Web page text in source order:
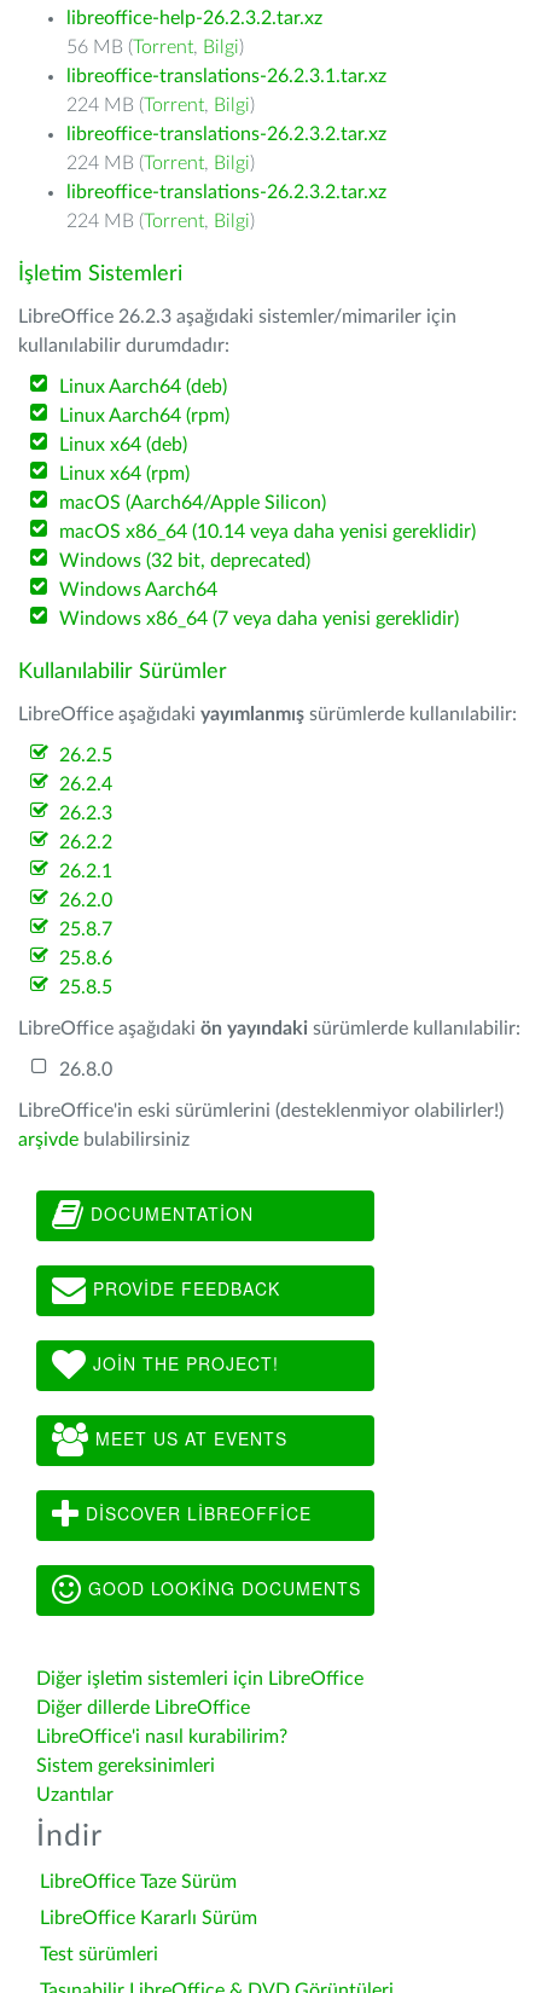
libreoffice-help-26.2.3.2.tar.xz
56 MB (Torrent, Bilgi)
libreoffice-translations-26.2.3.1.tar.xz
224 MB (Torrent, Bilgi)
libreoffice-translations-26.2.3.2.tar.xz
224 MB (Torrent, Bilgi)
libreoffice-translations-26.2.3.2.tar.xz
224 MB (Torrent, Bilgi)
İşletim Sistemleri
LibreOffice 26.2.3 aşağıdaki sistemler/mimariler için
kullanılabilir durumdadır:
Linux Aarch64 (deb)
Linux Aarch64 (rpm)
Linux x64 (deb)
Linux x64 (rpm)
macOS (Aarch64/Apple Silicon)
macOS x86_64 (10.14 veya daha yenisi gereklidir)
Windows (32 bit, deprecated)
Windows Aarch64
Windows x86_64 (7 veya daha yenisi gereklidir)
Kullanılabilir Sürümler
LibreOffice aşağıdaki yayımlanmış sürümlerde kullanılabilir:
26.2.5
26.2.4
26.2.3
26.2.2
26.2.1
26.2.0
25.8.7
25.8.6
25.8.5
LibreOffice aşağıdaki ön yayındaki sürümlerde kullanılabilir:
26.8.0
LibreOffice'in eski sürümlerini (desteklenmiyor olabilirler!)
arşivde bulabilirsiniz
DOCUMENTATION
PROVIDE FEEDBACK
JOIN THE PROJECT!
MEET US AT EVENTS
DISCOVER LIBREOFFICE
GOOD LOOKING DOCUMENTS
Diğer işletim sistemleri için LibreOffice
Diğer dillerde LibreOffice
LibreOffice'i nasıl kurabilirim?
Sistem gereksinimleri
Uzantılar
İndir
LibreOffice Taze Sürüm
LibreOffice Kararlı Sürüm
Test sürümleri